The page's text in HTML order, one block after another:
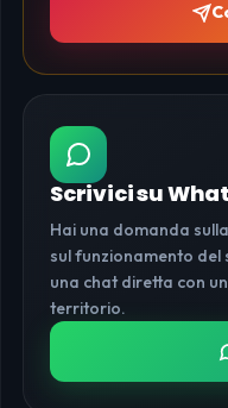
Scrivici su
Hai una domanda
sul funzionamento del
una chat diretta con
territorio.